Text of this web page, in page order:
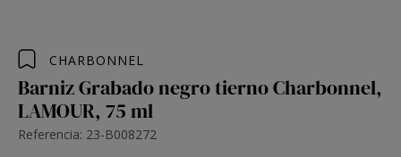
CHARBONNEL
Barniz Grabado negro tierno Charbonnel,
LAMOUR, 75 ml
Referencia: 23-B008272